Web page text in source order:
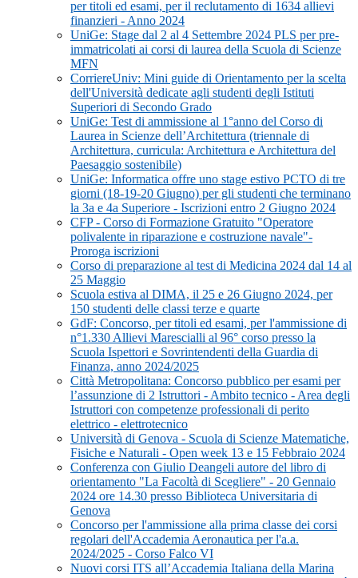
per titoli ed esami, per il reclutamento di 1634 allievi
finanzieri - Anno 2024
UniGe: Stage dal 2 al 4 Settembre 2024 PLS per pre-
immatricolati ai corsi di laurea della Scuola di Scienze
MFN
CorriereUniv: Mini guide di Orientamento per la scelta
dell'Università dedicate agli studenti degli Istituti
Superiori di Secondo Grado
UniGe: Test di ammissione al 1°anno del Corso di
Laurea in Scienze dell’Architettura (triennale di
Architettura, curricula: Architettura e Architettura del
Paesaggio sostenibile)
UniGe: Informatica offre uno stage estivo PCTO di tre
giorni (18-19-20 Giugno) per gli studenti che terminano
la 3a e 4a Superiore - Iscrizioni entro 2 Giugno 2024
CFP - Corso di Formazione Gratuito "Operatore
polivalente in riparazione e costruzione navale"-
Proroga iscrizioni
Corso di preparazione al test di Medicina 2024 dal 14 al
25 Maggio
Scuola estiva al DIMA, il 25 e 26 Giugno 2024, per
150 studenti delle classi terze e quarte
GdF: Concorso, per titoli ed esami, per l'ammissione di
n°1.330 Allievi Marescialli al 96° corso presso la
Scuola Ispettori e Sovrintendenti della Guardia di
Finanza, anno 2024/2025
Città Metropolitana: Concorso pubblico per esami per
l’assunzione di 2 Istruttori - Ambito tecnico - Area degli
Istruttori con competenze professionali di perito
elettrico - elettrotecnico
Università di Genova - Scuola di Scienze Matematiche,
Fisiche e Naturali - Open week 13 e 15 Febbraio 2024
Conferenza con Giulio Deangeli autore del libro di
orientamento "La Facoltà di Scegliere" - 20 Gennaio
2024 ore 14.30 presso Biblioteca Universitaria di
Genova
Concorso per l'ammissione alla prima classe dei corsi
regolari dell'Accademia Aeronautica per l'a.a.
2024/2025 - Corso Falco VI
Nuovi corsi ITS all’Accademia Italiana della Marina